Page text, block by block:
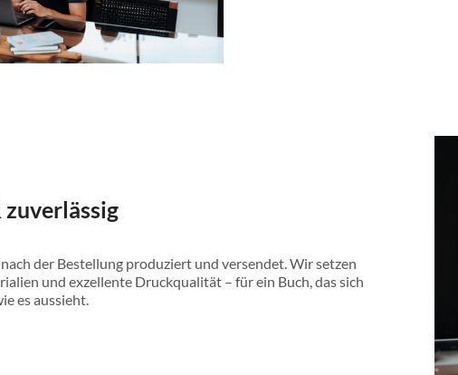
der Bestellung produziert und versendet. Wir setzen
und exzellente Druckqualität – für ein Buch, das sich
es aussieht.